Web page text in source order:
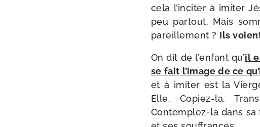
cela l’in­ci­ter à imi­ter
peu par­tout. Mais
pareille­ment ? Ils
On dit de l’en­fant qu’il
se fait l’i­mage de ce
et à imi­ter est la
Elle. Copiez-​la.
Contemplez-​la dans